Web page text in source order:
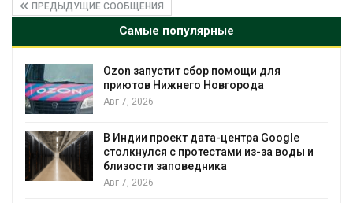
ПРЕДЫДУЩИЕ СООБЩЕНИЯ
Самые популярные
Солнечные панели над каналами
позволяют одновременно
вырабатывать энергию и экономить
Авг 7, 2026
Дождевая вода с крыш может помочь
городам переживать жару